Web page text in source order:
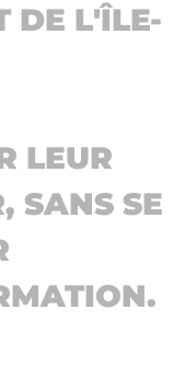
DE L'ÎLE-
LEUR
SANS SE